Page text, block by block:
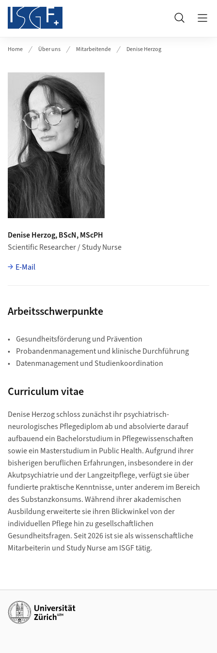
Header
Suche
Home Über uns Mitarbeitende Denise Herzog
Denise Herzog, BScN, MScPH
Scientific Researcher / Study Nurse
E-Mail
Arbeitsschwerpunkte
• Gesundheitsförderung und Prävention
• Probandenmanagement und klinische Durchführung
• Datenmanagement und Studienkoordination
Curriculum vitae
Denise Herzog schloss zunächst ihr psychiatrisch-
neurologisches Pflegediplom ab und absolvierte darauf
aufbauend ein Bachelorstudium in Pflegewissenschaften
sowie ein Masterstudium in Public Health. Aufgrund ihrer
bisherigen beruflichen Erfahrungen, insbesondere in der
Akutpsychiatrie und der Langzeitpflege, verfügt sie über
fundierte praktische Kenntnisse, unter anderem im Bereich
des Substanzkonsums. Während ihrer akademischen
Ausbildung erweiterte sie ihren Blickwinkel von der
individuellen Pflege hin zu gesellschaftlichen
Gesundheitsfragen. Seit 2026 ist sie als wissenschaftliche
Mitarbeiterin und Study Nurse am ISGF tätig.
Weiterführende Links